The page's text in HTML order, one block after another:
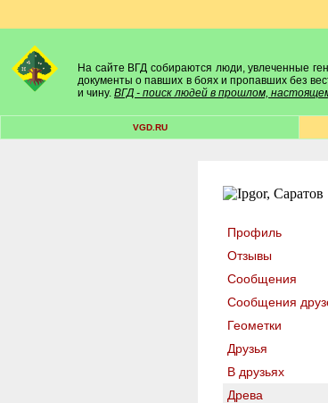
На сайте ВГД собираются люди, увлеченные
документы о павших в боях и пропавших без
и чину. ВГД - поиск людей в прошлом,
VGD.RU
Профиль
Отзывы
Сообщения
Сообщения
Геометки
Друзья
В друзьях
Древа